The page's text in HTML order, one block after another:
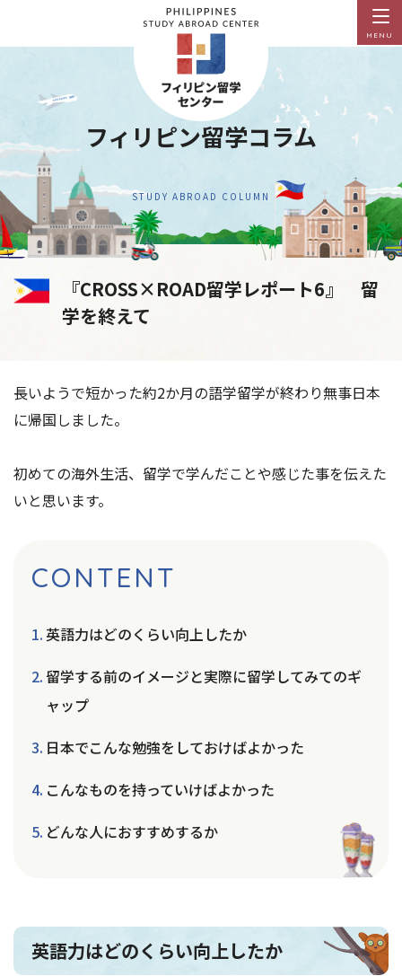
MENU
フィリピン留学コラム
STUDY ABROAD COLUMN
『CROSS×ROAD留学レポート6』 留
学を終えて
長いようで短かった約2か月の語学留学が終わり無事日本
に帰国しました。
初めての海外生活、留学で学んだことや感じた事を伝えた
いと思います。
CONTENT
英語力はどのくらい向上したか
留学する前のイメージと実際に留学してみてのギ
ャップ
日本でこんな勉強をしておけばよかった
こんなものを持っていけばよかった
どんな人におすすめするか
英語力はどのくらい向上したか